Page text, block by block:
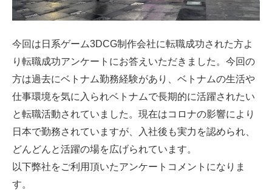
今回は日系ゲーム3DCG制作会社に転職成功された方よ
り転職成功アンケートにお答えいただきました。今回の
方は過去にベトナム勤務経験があり、ベトナムの生活や
仕事環境を気に入られベトナムで長期的に活躍されたい
と転職活動されていました。現在はコロナの影響により
日本で勤務されていますが、入社後も実力を認められ、
どんどんと活躍の場を広げられています。
以下弊社をご利用頂いたアンケートコメントになりま
す。